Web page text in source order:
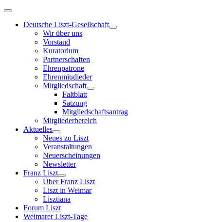
Deutsche Liszt-Gesellschaft
Wir über uns
Vorstand
Kuratorium
Partnerschaften
Ehrenpatrone
Ehrenmitglieder
Mitgliedschaft
Faltblatt
Satzung
Mitgliedschaftsantrag
Mitgliederbereich
Aktuelles
Neues zu Liszt
Veranstaltungen
Neuerscheinungen
Newsletter
Franz Liszt
Über Franz Liszt
Liszt in Weimar
Lisztiana
Forum Liszt
Weimarer Liszt-Tage